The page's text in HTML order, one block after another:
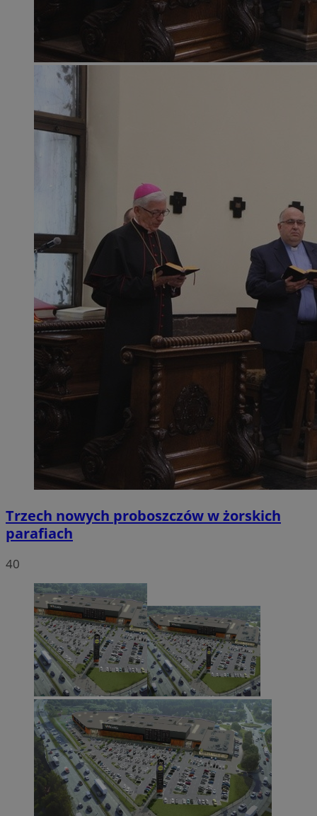
Trzech nowych proboszczów w żorskich
parafiach
40